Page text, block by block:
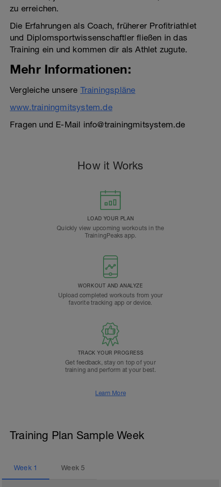
zu erreichen.
Die Erfahrungen als Coach, früherer Profitriathlet
und Diplomsportwissenschaftler fließen in das
Training ein und kommen dir als Athlet zugute.
Mehr Informationen:
Vergleiche unsere Trainingspläne
www.trainingmitsystem.de
Fragen und E-Mail info@trainingmitsystem.de
How it Works
LOAD YOUR PLAN
Quickly view upcoming workouts in the
TrainingPeaks app.
WORKOUT AND ANALYZE
Upload completed workouts from your
favorite tracking app or device.
TRACK YOUR PROGRESS
Get feedback, stay on top of your
training and perform at your best.
Learn More
Training Plan Sample Week
Week 1 Week5